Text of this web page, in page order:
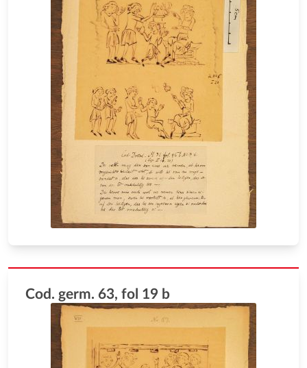
Cod. germ. 63, fol 19 b